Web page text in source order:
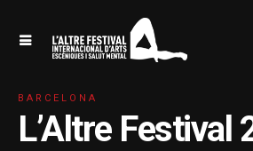
BARCELONA
L’Altre Festival